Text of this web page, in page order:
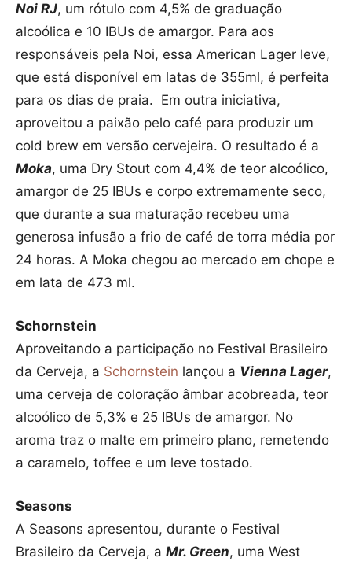
Noi RJ, um rótulo com 4,5% de graduação
alcoólica e 10 IBUs de amargor. Para aos
responsáveis pela Noi, essa American Lager leve,
que está disponível em latas de 355ml, é perfeita
para os dias de praia. Em outra iniciativa,
aproveitou a paixão pelo café para produzir um
cold brew em versão cervejeira. O resultado é a
Moka, uma Dry Stout com 4,4% de teor alcoólico,
amargor de 25 IBUs e corpo extremamente seco,
que durante a sua maturação recebeu uma
generosa infusão a frio de café de torra média por
24 horas. A Moka chegou ao mercado em chope e
em lata de 473 ml.
Schornstein
Aproveitando a participação no Festival Brasileiro
da Cerveja, a Schornstein lançou a Vienna Lager,
uma cerveja de coloração âmbar acobreada, teor
alcoólico de 5,3% e 25 IBUs de amargor. No
aroma traz o malte em primeiro plano, remetendo
a caramelo, toffee e um leve tostado.
Seasons
A Seasons apresentou, durante o Festival
Brasileiro da Cerveja, a Mr. Green, uma West